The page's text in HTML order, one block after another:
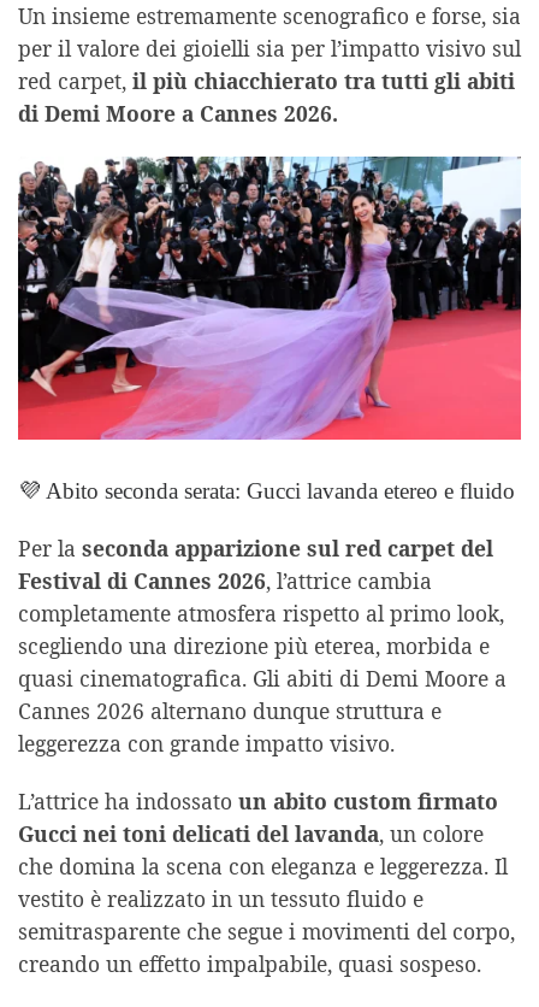
Un insieme estremamente scenografico e forse, sia
per il valore dei gioielli sia per l’impatto visivo sul
red carpet, il più chiacchierato tra tutti gli abiti
di Demi Moore a Cannes 2026.
💜 Abito seconda serata: Gucci lavanda etereo e fluido
Per la seconda apparizione sul red carpet del
Festival di Cannes 2026, l’attrice cambia
completamente atmosfera rispetto al primo look,
scegliendo una direzione più eterea, morbida e
quasi cinematografica. Gli abiti di Demi Moore a
Cannes 2026 alternano dunque struttura e
leggerezza con grande impatto visivo.
L’attrice ha indossato un abito custom firmato
Gucci nei toni delicati del lavanda, un colore
che domina la scena con eleganza e leggerezza. Il
vestito è realizzato in un tessuto fluido e
semitrasparente che segue i movimenti del corpo,
creando un effetto impalpabile, quasi sospeso.